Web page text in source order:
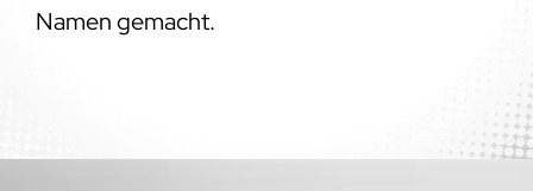
Namen gemacht.